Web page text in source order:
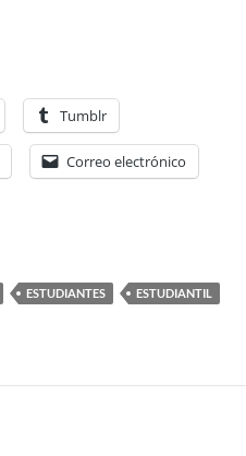
Tumblr
Correo electrónico
ESTUDIANTES
ESTUDIANTIL